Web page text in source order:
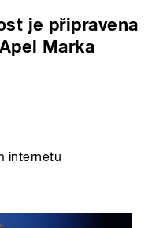
je připravena
Marka
internetu